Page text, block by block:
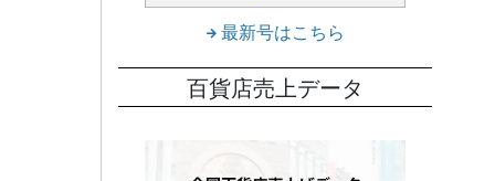
最新号はこちら
百貨店売上データ